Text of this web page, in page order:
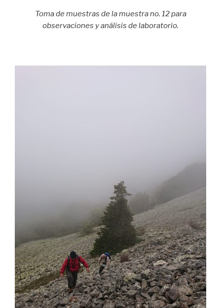
Toma de muestras de la muestra no. 12 para
observaciones y análisis de laboratorio.